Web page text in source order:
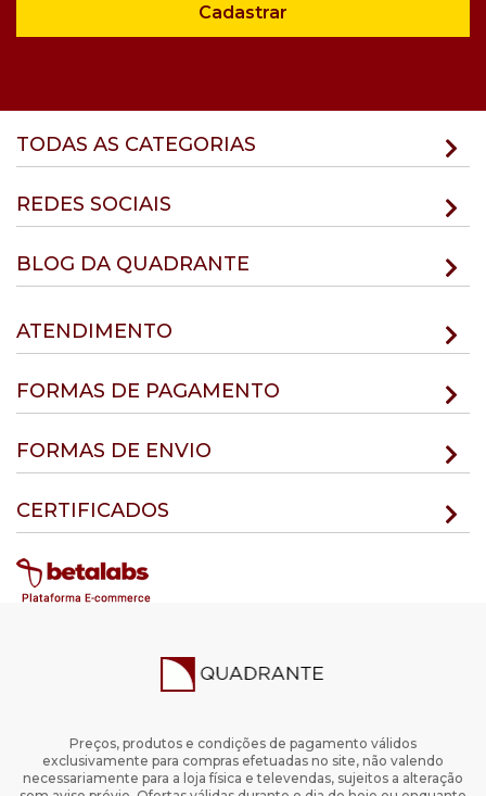
Cadastrar
TODAS AS CATEGORIAS
REDES SOCIAIS
BLOG DA QUADRANTE
ATENDIMENTO
FORMAS DE PAGAMENTO
FORMAS DE ENVIO
CERTIFICADOS
Preços, produtos e condições de pagamento válidos
exclusivamente para compras efetuadas no site, não valendo
necessariamente para a loja física e televendas, sujeitos a alteração